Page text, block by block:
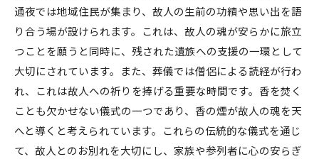
通夜では地域住民が集まり、故人の生前の功績や思い出を語
り合う場が設けられます。これは、故人の魂が安らかに旅立
つことを願うと同時に、残された遺族への支援の一環として
大切にされています。また、葬儀では僧侶による読経が行わ
れ、これは故人への祈りを捧げる重要な時間です。香を焚く
ことも欠かせない儀式の一つであり、香の煙が故人の魂を天
へと導くと考えられています。これらの伝統的な儀式を通じ
て、故人とのお別れを大切にし、家族や参列者に心の安らぎ